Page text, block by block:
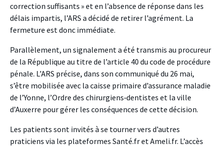
correction suffisants » et en l’absence de réponse dans les
délais impartis, l’ARS a décidé de retirer l’agrément. La
fermeture est donc immédiate.
Parallèlement, un signalement a été transmis au procureur
de la République au titre de l’article 40 du code de procédure
pénale. L’ARS précise, dans son communiqué du 26 mai,
s’être mobilisée avec la caisse primaire d’assurance maladie
de l’Yonne, l’Ordre des chirurgiens‑dentistes et la ville
d’Auxerre pour gérer les conséquences de cette décision.
Les patients sont invités à se tourner vers d’autres
praticiens via les plateformes Santé.fr et Ameli.fr. L’accès